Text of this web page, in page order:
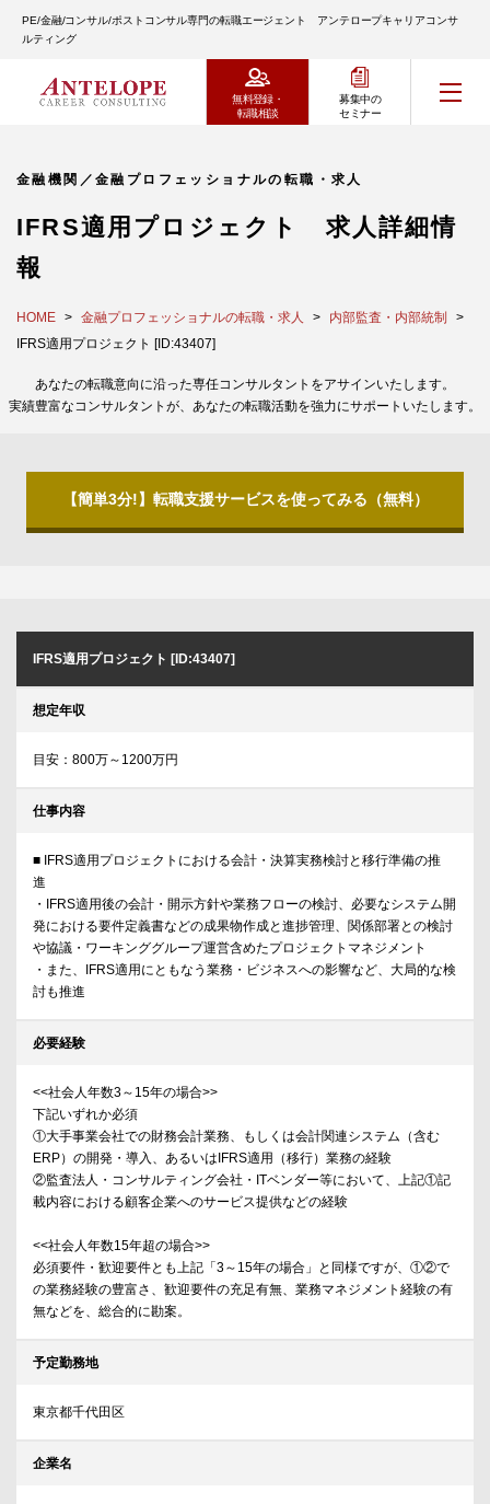
PE/金融/コンサル/ポストコンサル専門の転職エージェント アンテロープキャリアコンサ
ルティング
無料登録・
転職相談
募集中の
セミナー
金融機関／金融プロフェッショナルの転職・求人
IFRS適用プロジェクト 求人詳細情
報
HOME 金融プロフェッショナルの転職・求人
内部監査・内部統制
IFRS適用プロジェクト [ID:43407]
あなたの転職意向に沿った専任コンサルタントをアサインいたします。
実績豊富なコンサルタントが、あなたの転職活動を強力にサポートいたします。
【簡単3分!】転職支援サービスを使ってみる（無料）
IFRS適用プロジェクト [ID:43407]
想定年収
目安：800万～1200万円
仕事内容
■ IFRS適用プロジェクトにおける会計・決算実務検討と移行準備の推
進
・IFRS適用後の会計・開示方針や業務フローの検討、必要なシステム開
発における要件定義書などの成果物作成と進捗管理、関係部署との検討
や協議・ワーキンググループ運営含めたプロジェクトマネジメント
・また、IFRS適用にともなう業務・ビジネスへの影響など、大局的な検
討も推進
必要経験
<<社会人年数3～15年の場合>>
下記いずれか必須
①大手事業会社での財務会計業務、もしくは会計関連システム（含む
ERP）の開発・導入、あるいはIFRS適用（移行）業務の経験
②監査法人・コンサルティング会社・ITベンダー等において、上記①記
載内容における顧客企業へのサービス提供などの経験
<<社会人年数15年超の場合>>
必須要件・歓迎要件とも上記「3～15年の場合」と同様ですが、①②で
の業務経験の豊富さ、歓迎要件の充足有無、業務マネジメント経験の有
無などを、総合的に勘案。
予定勤務地
東京都千代田区
企業名